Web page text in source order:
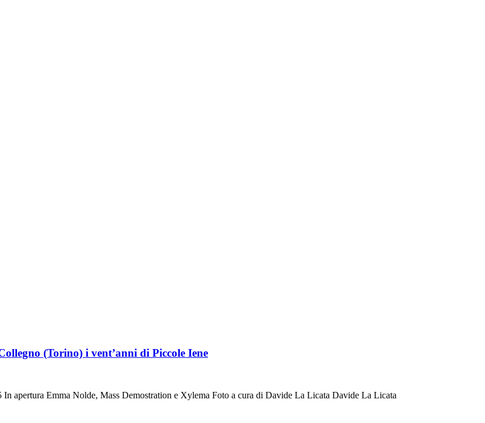
(Torino) i vent’anni di Piccole Iene
Emma Nolde, Mass Demostration e Xylema Foto a cura di Davide La Licata Davide La Licata